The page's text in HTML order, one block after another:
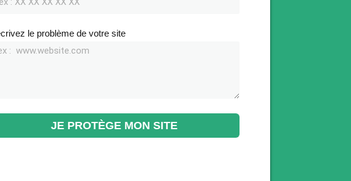
le problème de votre site
JE PROTÈGE MON SITE